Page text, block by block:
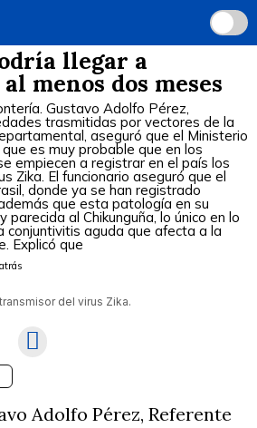
llegar a
menos dos meses
Gustavo Adolfo Pérez,
trasmitidas por vectores de la
aseguró que el Ministerio
es muy probable que en los
empiecen a registrar en el país los
Zika. El funcionario aseguró que el
donde ya se han registrado
que esta patología en su
al Chikunguña, lo único en lo
conjuntivitis aguda que afecta a la
Explicó que
del virus Zika.
Adolfo Pérez, Referente